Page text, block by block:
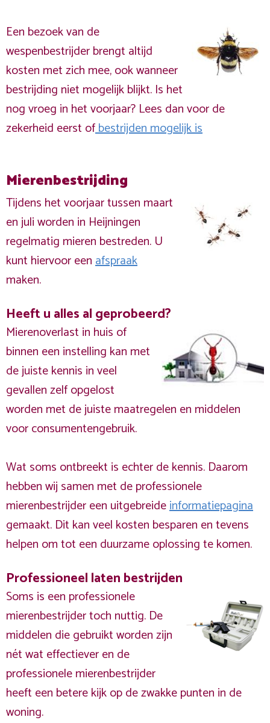
Een bezoek van de
wespenbestrijder brengt altijd
kosten met zich mee, ook wanneer
bestrijding niet mogelijk blijkt. Is het
nog vroeg in het voorjaar? Lees dan voor de
zekerheid eerst ofbestrijden mogelijk is
Mierenbestrijding
Tijdens het voorjaar tussen maart
en juli worden in Heijningen
regelmatig mieren bestreden. U
kunt hiervoor eenafspraak
maken.
Heeft u alles al geprobeerd?
Mierenoverlast in huis of
binnen een instelling kan met
de juiste kennis in veel
gevallen zelf opgelost
worden met de juiste maatregelen en middelen
voor consumentengebruik.
Wat soms ontbreekt is echter de kennis. Daarom
hebben wij samen met de professionele
mierenbestrijder een uitgebreideinformatiepagina
gemaakt. Dit kan veel kosten besparen en tevens
helpen om tot een duurzame oplossing te komen.
Professioneel laten bestrijden
Soms is een professionele
mierenbestrijder toch nuttig. De
middelen die gebruikt worden zijn
nét wat effectiever en de
professionele mierenbestrijder
heeft een betere kijk op de zwakke punten in de
woning.